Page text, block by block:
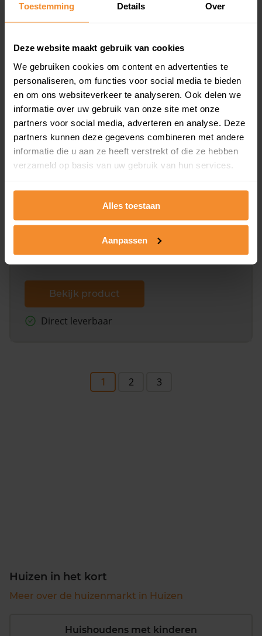
Toestemming Details Over
Deze website maakt gebruik van cookies
We gebruiken cookies om content en advertenties te
personaliseren, om functies voor social media te bieden
en om ons websiteverkeer te analyseren. Ook delen we
informatie over uw gebruik van onze site met onze
partners voor social media, adverteren en analyse. Deze
partners kunnen deze gegevens combineren met andere
informatie die u aan ze heeft verstrekt of die ze hebben
verzameld op basis van uw gebruik van hun services.
Alles toestaan
Aanpassen
en koopdatum) binnen een postcodegebied. Dit
inclusief een jaar lang gratis updates van nieuwe
Bekijk product
Direct leverbaar
Kadastrale kaart pakket
Alleen globale ligging perceel
omliggende percelen met de kadastrale erfgrenzen,
dit inclusief de luchtfoto!
Bekijk product
Direct leverbaar
1 2 3
Huizen in het kort
Meer over de huizenmarkt in Huizen
Huishoudens met kinderen